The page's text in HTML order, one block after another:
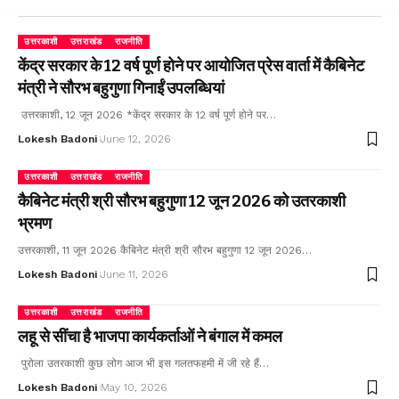
उत्तरकाशी उत्तराखंड राजनीति
केंद्र सरकार के 12 वर्ष पूर्ण होने पर आयोजित प्रेस वार्ता में कैबिनेट
मंत्री ने सौरभ बहुगुणा गिनाईं उपलब्धियां
उत्तरकाशी, 12 जून 2026 *केंद्र सरकार के 12 वर्ष पूर्ण होने पर…
Lokesh Badoni June 12, 2026
उत्तरकाशी उत्तराखंड राजनीति
कैबिनेट मंत्री श्री सौरभ बहुगुणा 12 जून 2026 को उतरकाशी
भ्रमण
उत्तरकाशी, 11 जून 2026 कैबिनेट मंत्री श्री सौरभ बहुगुणा 12 जून 2026…
Lokesh Badoni June 11, 2026
उत्तरकाशी उत्तराखंड राजनीति
लहू से सींचा है भाजपा कार्यकर्ताओं ने बंगाल में कमल
पुरोला उतरकाशी कुछ लोग आज भी इस गलतफहमी में जी रहे हैं…
Lokesh Badoni May 10, 2026